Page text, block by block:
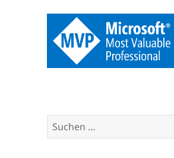
Suchen
nach: